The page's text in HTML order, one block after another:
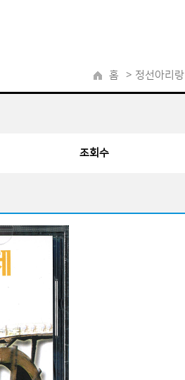
> 정선아리랑
홈
조회수